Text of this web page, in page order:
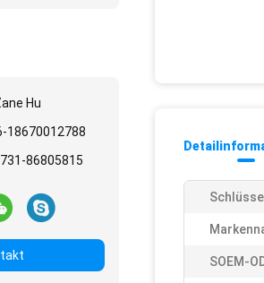
Hu
18670012788
86805815
SOEM-